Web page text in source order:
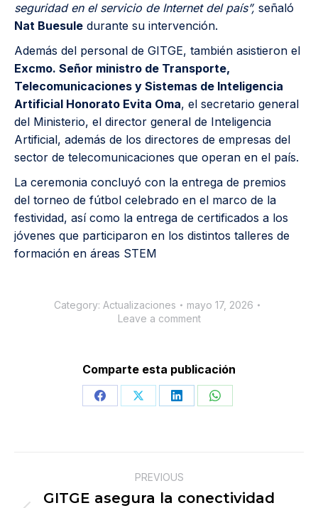
seguridad en el servicio de Internet del país”, señaló
Nat Buesule durante su intervención.
Además del personal de GITGE, también asistieron el
Excmo. Señor ministro de Transporte,
Telecomunicaciones y Sistemas de Inteligencia
Artificial Honorato Evita Oma, el secretario general
del Ministerio, el director general de Inteligencia
Artificial, además de los directores de empresas del
sector de telecomunicaciones que operan en el país.
La ceremonia concluyó con la entrega de premios
del torneo de fútbol celebrado en el marco de la
festividad, así como la entrega de certificados a los
jóvenes que participaron en los distintos talleres de
formación en áreas STEM
Category: Actualizaciones
mayo 17, 2026
Leave a comment
Comparte esta publicación
Share Share Share Share
navigation
PREVIOUS
GITGE asegura la conectividad